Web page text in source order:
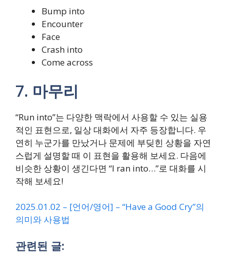
Bump into
Encounter
Face
Crash into
Come across
7. 마무리
“Run into”는 다양한 맥락에서 사용할 수 있는 실용
적인 표현으로, 일상 대화에서 자주 등장합니다. 우
연히 누군가를 만났거나 문제에 부딪힌 상황을 자연
스럽게 설명할 때 이 표현을 활용해 보세요. 다음에
비슷한 상황이 생긴다면 “I ran into…”로 대화를 시
작해 보세요!
2025.01.02 – [언어/영어] – “Have a Good Cry”의
의미와 사용법
관련된 글: